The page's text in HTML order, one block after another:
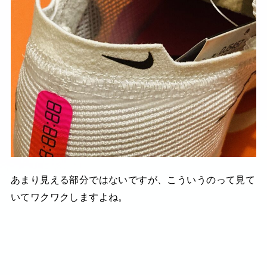
あまり見える部分ではないですが、こういうのって見て
いてワクワクしますよね。